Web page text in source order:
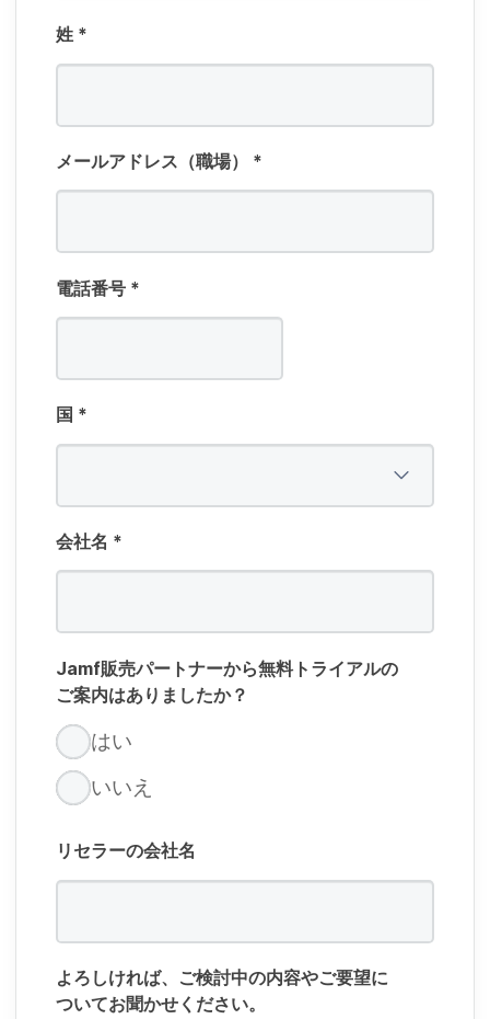
姓 *
メールアドレス（職場） *
電話番号 *
国 *
会社名 *
Jamf販売パートナーから​無料トライアルの​
ご案内は​ありましたか？
は​い
いいえ
リセラーの​会社名
よろしければ、​ご検討中の​内容や​ご要望に​
ついてお聞か​せください。